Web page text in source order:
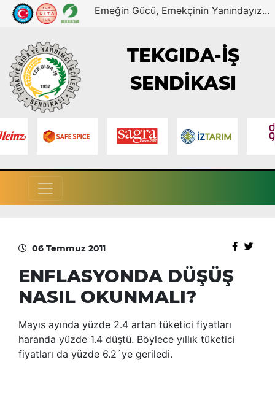
Emeğin Gücü, Emekçinin Yanındayız...
TEKGIDA-İŞ
SENDİKASI
06 Temmuz 2011
ENFLASYONDA DÜŞÜŞ
NASIL OKUNMALI?
Mayıs ayında yüzde 2.4 artan tüketici fiyatları
haranda yüzde 1.4 düştü. Böylece yıllık tüketici
fiyatları da yüzde 6.2´ye geriledi.